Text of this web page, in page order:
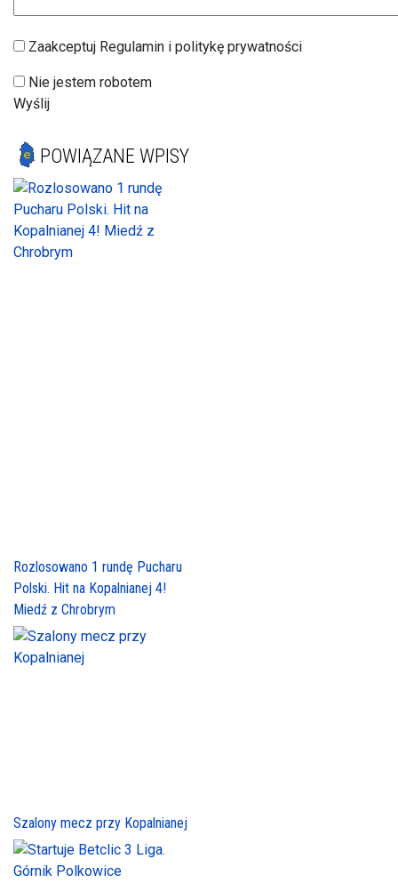
Zaakceptuj Regulamin i politykę prywatności
Nie jestem robotem
Wyślij
POWIĄZANE WPISY
Rozlosowano 1 rundę Pucharu
Polski. Hit na Kopalnianej 4!
Miedź z Chrobrym
Szalony mecz przy Kopalnianej